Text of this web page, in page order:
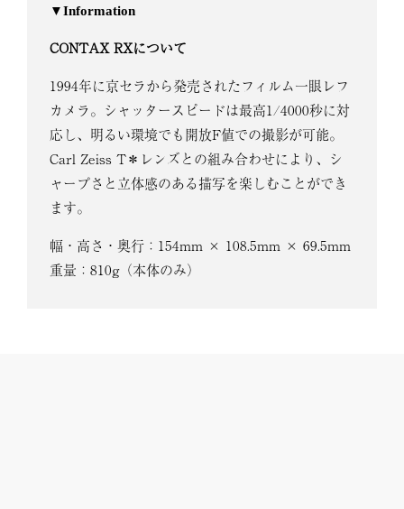
▼Information
CONTAXRXについて
1994年に京セラから発売されたフィルム一眼レフ
カメラ。シャッタースピードは最高1/4000秒に対
応し、明るい環境でも開放F値での撮影が可能。
Carl Zeiss T＊レンズとの組み合わせにより、シ
ャープさと立体感のある描写を楽しむことができ
ます。
幅・高さ・奥行：154mm × 108.5mm × 69.5mm
重量：810g（本体のみ）